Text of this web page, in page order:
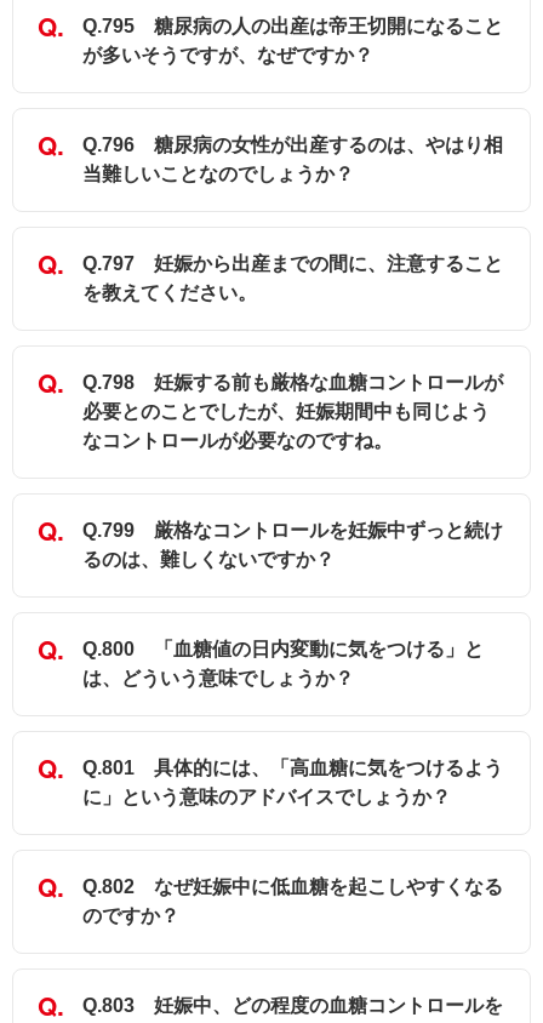
Q.795 糖尿病の人の出産は帝王切開になること
が多いそうですが、なぜですか？
Q.796 糖尿病の女性が出産するのは、やはり相
当難しいことなのでしょうか？
Q.797 妊娠から出産までの間に、注意すること
を教えてください。
Q.798 妊娠する前も厳格な血糖コントロールが
必要とのことでしたが、妊娠期間中も同じよう
なコントロールが必要なのですね。
Q.799 厳格なコントロールを妊娠中ずっと続け
るのは、難しくないですか？
Q.800 「血糖値の日内変動に気をつける」と
は、どういう意味でしょうか？
Q.801 具体的には、「高血糖に気をつけるよう
に」という意味のアドバイスでしょうか？
Q.802 なぜ妊娠中に低血糖を起こしやすくなる
のですか？
Q.803 妊娠中、どの程度の血糖コントロールを